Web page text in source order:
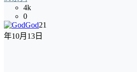
4k
0
God21
年10月13日